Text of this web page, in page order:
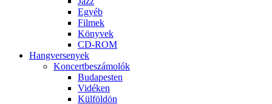
Egyéb
Filmek
Könyvek
CD-ROM
Hangversenyek
Koncertbeszámolók
Budapesten
Vidéken
Külföldön